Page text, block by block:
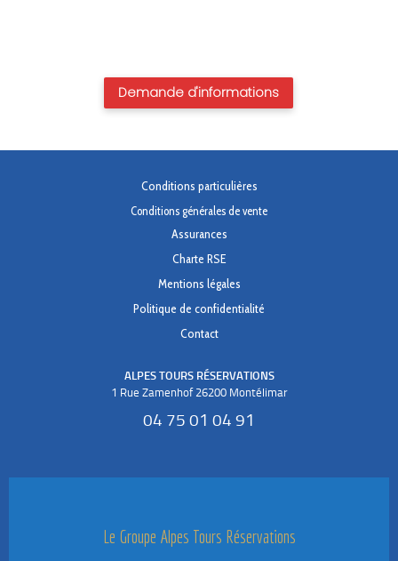
Demande d'informations
Conditions particulières
Conditions générales de vente
Assurances
Charte RSE
Mentions légales
Politique de confidentialité
Contact
ALPES TOURS RÉSERVATIONS
1 Rue Zamenhof 26200 Montélimar
04 75 01 04 91
Le Groupe Alpes Tours Réservations